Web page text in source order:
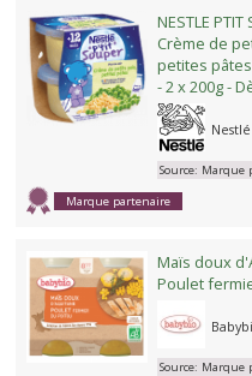
NESTLE PTIT
Crème de
petites
- 2 x 200g -
Nestlé
Marque partenaire
Source: Marque
Maïs doux
Poulet
Source: Marque